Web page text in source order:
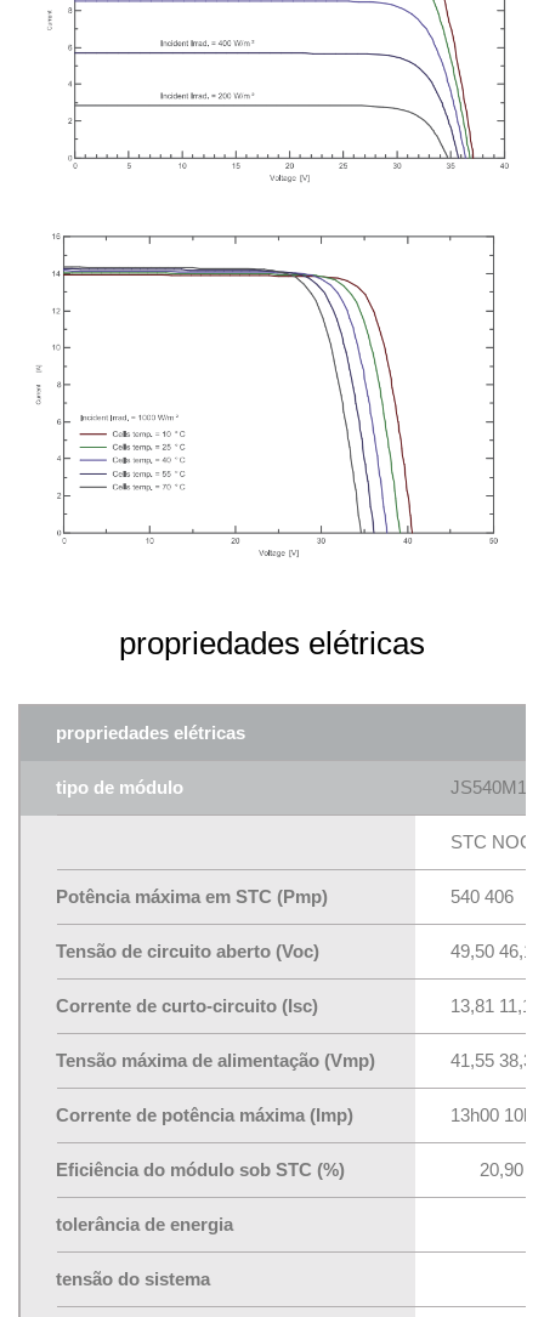
propriedades elétricas
propriedades elétricas
tipo de módulo
STC NOCT
Potência máxima em STC (Pmp) 540 406
Tensão de circuito aberto (Voc) 49,50 46,18
Corrente de curto-circuito (Isc) 13,81 11,16
Tensão máxima de alimentação (Vmp) 41,55 38,39
Corrente de potência máxima (Imp) 13h00
Eficiência do módulo sob STC (%) 20,90
tolerância de energia
tensão do sistema